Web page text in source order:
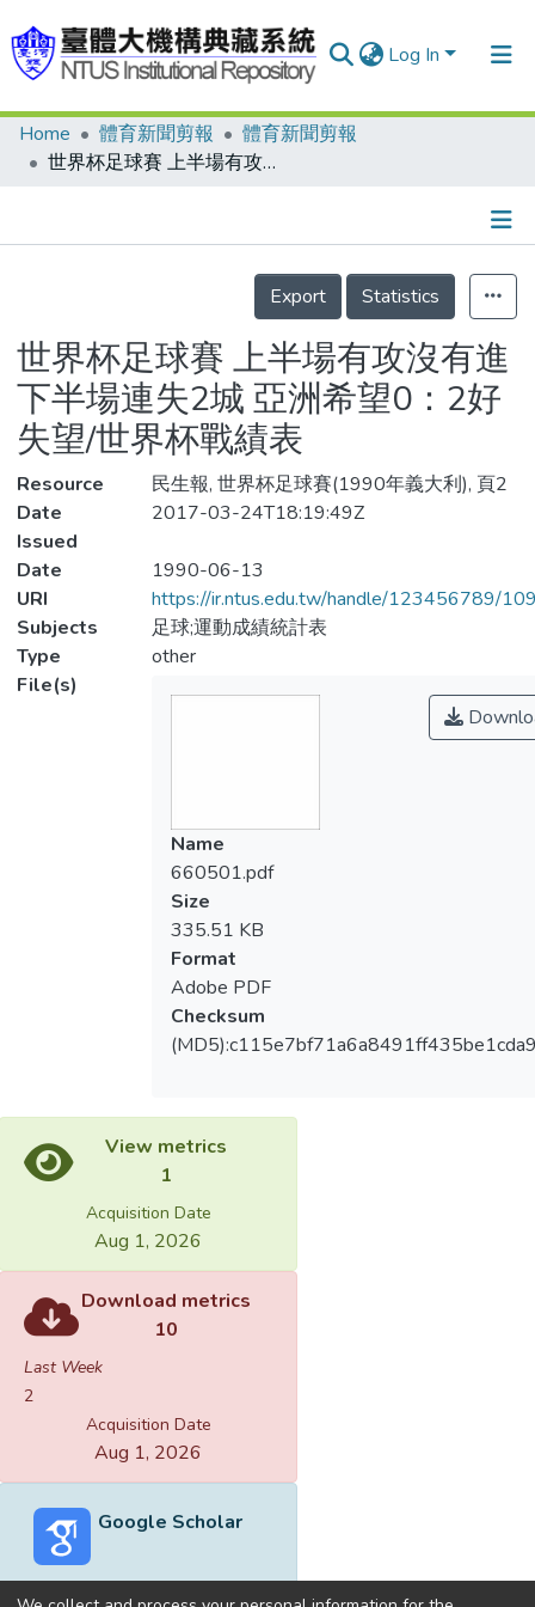
Log In
Communities & Collections
Statistics
Home 體育新聞剪報
體育新聞剪報
世界杯足球賽 上半場有攻沒有進 下半場連失2城 亞洲希望0：2好失望/世界杯戰績表
Details
Export
Statistics
世界杯足球賽 上半場有攻沒有進
下半場連失2城 亞洲希望0：2好
失望/世界杯戰績表
Resource
民生報, 世界杯足球賽(1990年義大利), 頁2
Date
Issued
2017-03-24T18:19:49Z
Date
1990-06-13
URI
https://ir.ntus.edu.tw/handle/123456789/
Subjects
足球;運動成績統計表
Type
other
File(s)
Name
660501.pdf
Size
335.51 KB
Format
Adobe PDF
Checksum
View metrics
1
Acquisition Date
Aug 1, 2026
Download metrics
10
Last Week
2
Acquisition Date
Aug 1, 2026
Google Scholar